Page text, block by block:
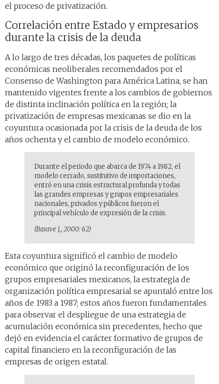
el proceso de privatización.
Correlación entre Estado y empresarios
durante la crisis de la deuda
A lo largo de tres décadas, los paquetes de políticas
económicas neoliberales recomendados por el
Consenso de Washington para América Latina, se han
mantenido vigentes frente a los cambios de gobiernos
de distinta inclinación política en la región; la
privatización de empresas mexicanas se dio en la
coyuntura ocasionada por la crisis de la deuda de los
años ochenta y el cambio de modelo económico.
Durante el periodo que abarca de 1974 a 1982, el
modelo cerrado, sustitutivo de importaciones,
entró en una crisis estructural profunda y todas
las grandes empresas y grupos empresariales
nacionales, privados y públicos fueron el
principal vehículo de expresión de la crisis.
(Basave J., 2000: 62)
Esta coyuntura significó el cambio de modelo
económico que originó la reconfiguración de los
grupos empresariales mexicanos, la estrategia de
organización política empresarial se apuntaló entre los
años de 1983 a 1987; estos años fueron fundamentales
para observar el despliegue de una estrategia de
acumulación económica sin precedentes, hecho que
dejó en evidencia el carácter formativo de grupos de
capital financiero en la reconfiguración de las
empresas de origen estatal.